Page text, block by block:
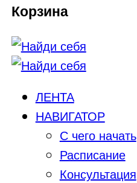
Корзина
ЛЕНТА
НАВИГАТОР
С чего начать
Расписание
Консультация